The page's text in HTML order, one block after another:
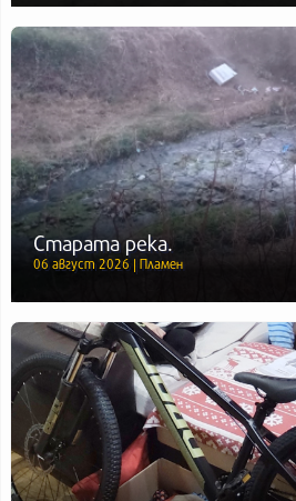
Старата река.
06 август 2026 | Пламен